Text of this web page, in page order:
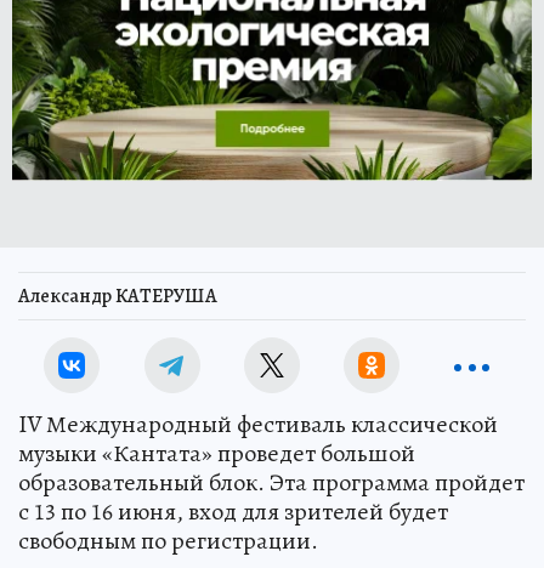
Александр КАТЕРУША
IV Международный фестиваль классической
музыки «Кантата» проведет большой
образовательный блок. Эта программа пройдет
с 13 по 16 июня, вход для зрителей будет
свободным по регистрации.